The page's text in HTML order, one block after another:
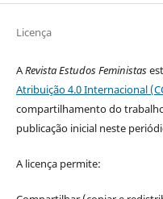
Licença
ARevista Estudos Feministas
Atribuição 4.0 Internacional
compartilhamento do
publicação inicial neste
A licença permite: